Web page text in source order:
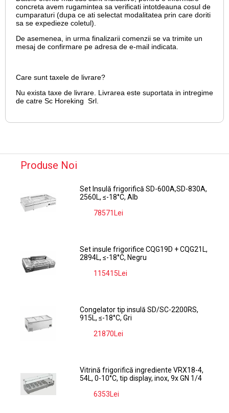
concreta avem rugamintea sa verificati intotdeauna cosul de
cumparaturi (dupa ce ati selectat modalitatea prin care doriti
sa se expedieze coletul).
De asemenea, in urma finalizarii comenzii se va trimite un
mesaj de confirmare pe adresa de e-mail indicata.
Care sunt taxele de livrare?
Nu exista taxe de livrare. Livrarea este suportata in intregime
de catre Sc Horeking Srl.
Produse Noi
Set Insulă frigorifică SD-600A,SD-830A,
2560L, ≤-18°C, Alb
78571Lei
Set insule frigorifice CQG19D + CQG21L,
2894L, ≤-18°C, Negru
115415Lei
Congelator tip insulă SD/SC-2200RS,
915L, ≤-18°C, Gri
21870Lei
Vitrină frigorifică ingrediente VRX18-4,
54L, 0-10°C, tip display, inox, 9x GN 1/4
6353Lei